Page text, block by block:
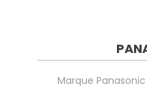
Marque